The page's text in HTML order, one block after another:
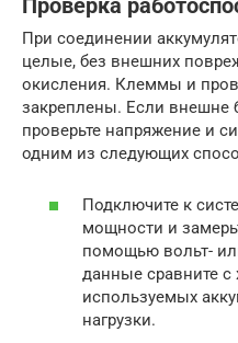
Проверка
При соединении
целые, без внешних
окисления. Клеммы и
закреплены. Если внешне
проверьте напряжение и
одним из следующих
Подключите к
мощности и
помощью вольт-
данные сравните с
используемых
нагрузки.